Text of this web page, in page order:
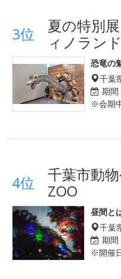
3位
夏の特別
ィノランド
恐竜の
千葉
期間
※会期
4位
千葉市動
ZOO
昼間と
千葉
期間
※開催